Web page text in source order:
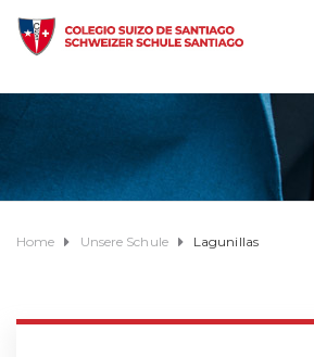
Home Unsere Schule Lagunillas